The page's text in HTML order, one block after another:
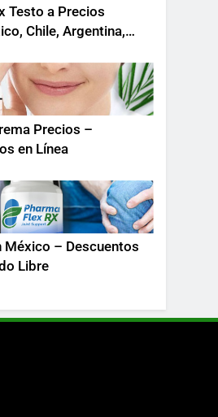
Testo a Precios
Chile, Argentina,
Costa Rica y
Precios –
en Línea
México – Descuentos
Libre